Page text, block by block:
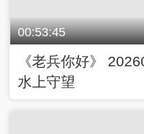
00:53:45
《老兵你好》
水上守望